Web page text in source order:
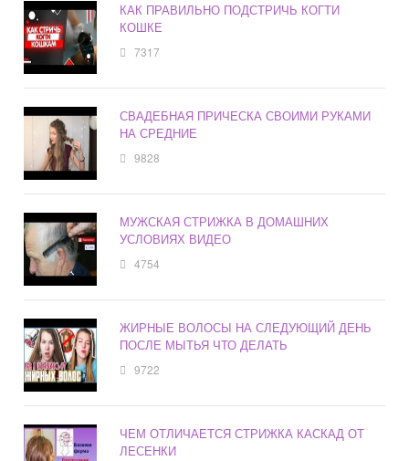
КАК ПРАВИЛЬНО ПОДСТРИЧЬ КОГТИ
КОШКЕ
7317
СВАДЕБНАЯ ПРИЧЕСКА СВОИМИ РУКАМИ
НА СРЕДНИЕ
9828
МУЖСКАЯ СТРИЖКА В ДОМАШНИХ
УСЛОВИЯХ ВИДЕО
4754
ЖИРНЫЕ ВОЛОСЫ НА СЛЕДУЮЩИЙ ДЕНЬ
ПОСЛЕ МЫТЬЯ ЧТО ДЕЛАТЬ
9722
ЧЕМ ОТЛИЧАЕТСЯ СТРИЖКА КАСКАД ОТ
ЛЕСЕНКИ